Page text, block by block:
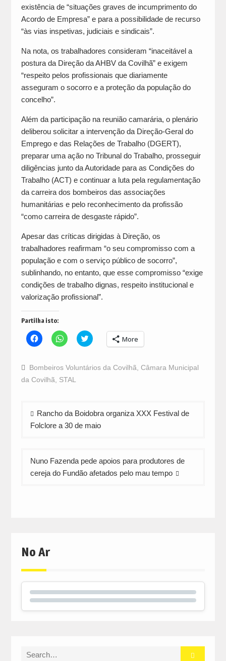
existência de “situações graves de incumprimento do
Acordo de Empresa” e para a possibilidade de recurso
“às vias inspetivas, judiciais e sindicais”.
Na nota, os trabalhadores consideram “inaceitável a
postura da Direção da AHBV da Covilhã” e exigem
“respeito pelos profissionais que diariamente
asseguram o socorro e a proteção da população do
concelho”.
Além da participação na reunião camarária, o plenário
deliberou solicitar a intervenção da Direção-Geral do
Emprego e das Relações de Trabalho (DGERT),
preparar uma ação no Tribunal do Trabalho, prosseguir
diligências junto da Autoridade para as Condições do
Trabalho (ACT) e continuar a luta pela regulamentação
da carreira dos bombeiros das associações
humanitárias e pelo reconhecimento da profissão
“como carreira de desgaste rápido”.
Apesar das críticas dirigidas à Direção, os
trabalhadores reafirmam “o seu compromisso com a
população e com o serviço público de socorro”,
sublinhando, no entanto, que esse compromisso “exige
condições de trabalho dignas, respeito institucional e
valorização profissional”.
Partilha isto:
Click
to
Facebook
(Opens
in
new
Click
to
WhatsApp
(Opens
in
new
Click
to
Twitter
(Opens
More
Bombeiros Voluntários da Covilhã Câmara Municipal
da Covilhã
STAL
Navegação
de
Rancho da Boidobra organiza XXX Festival de
Folclore a 30 de maio
Nuno Fazenda pede apoios para produtores de
cereja do Fundão afetados pelo mau tempo
No Ar
Search